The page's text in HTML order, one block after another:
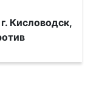
Кисловодск,